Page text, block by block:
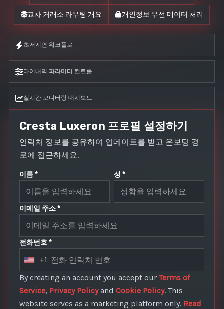
교차 거래소 라우팅 개요 개인정보 우선 데이터 처리
초저지연 워크플로
다이내믹 파라미터 컨트롤
실시간 모니터링 대시보드
Cresta Luxeron 프로필 설정하기
연락처 정보를 공유하여 업데이트를 받고 온보딩 경
로에 접근하세요.
이름 * 성 *
이메일 주소 *
전화번호 *
U
n
i
t
+1
By creating an account you accept our Terms of
Service, Privacy Policyand Cookie Policy. This
website serves as a marketing platform only. Read